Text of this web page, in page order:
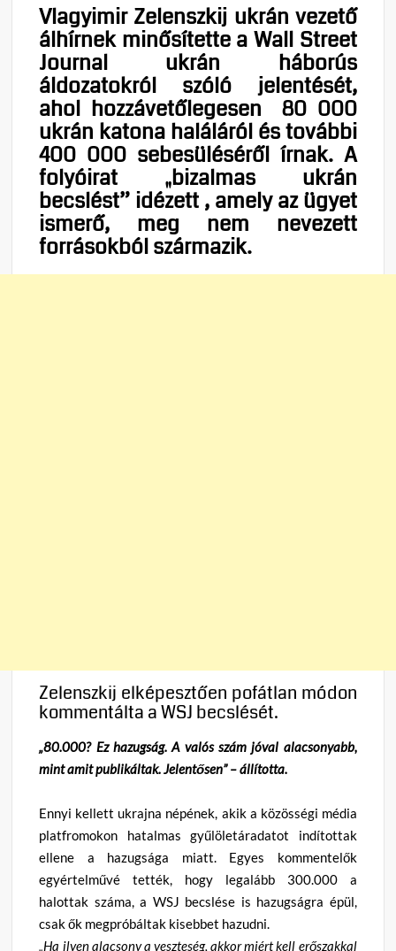
Vlagyimir Zelenszkij ukrán vezető
álhírnek minősítette a Wall Street
Journal ukrán háborús
áldozatokról szóló jelentését,
ahol hozzávetőlegesen 80 000
ukrán katona haláláról és további
400 000 sebesüléséről írnak. A
folyóirat „bizalmas ukrán
becslést” idézett , amely az ügyet
ismerő, meg nem nevezett
forrásokból származik.
Zelenszkij elképesztően pofátlan módon
kommentálta a WSJ becslését.
„80.000? Ez hazugság. A valós szám jóval alacsonyabb,
mint amit publikáltak. Jelentősen” – állította.
Ennyi kellett ukrajna népének, akik a közösségi média
platfromokon hatalmas gyűlöletáradatot indítottak
ellene a hazugsága miatt. Egyes kommentelők
egyértelművé tették, hogy legalább 300.000 a
halottak száma, a WSJ becslése is hazugságra épül,
csak ők megpróbáltak kisebbet hazudni.
„Ha ilyen alacsony a veszteség, akkor miért kell erőszakkal